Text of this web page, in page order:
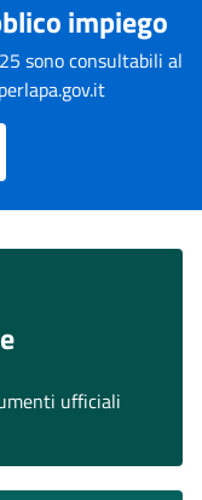
impiego
sono consultabili al
ufficiali